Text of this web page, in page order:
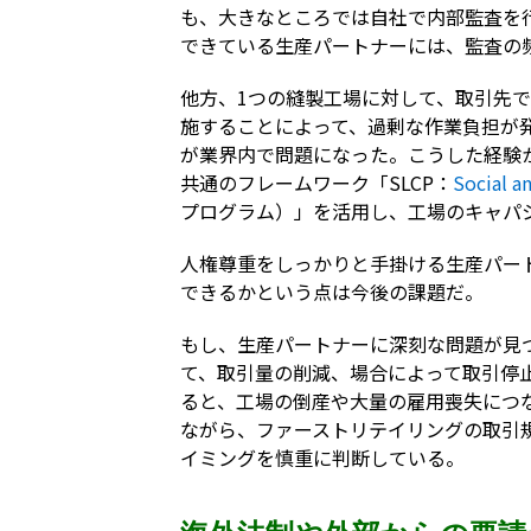
も、大きなところでは自社で内部監査
できている生産パートナーには、監査
他方、1つの縫製工場に対して、取引先
施することによって、過剰な作業負担
が業界内で問題になった。こうした経
共通のフレームワーク「SLCP： Social
プログラム）」を活用し、工場のキャ
人権尊重をしっかりと手掛ける生産パ
できるかという点は今後の課題だ。
もし、生産パートナーに深刻な問題が
て、取引量の削減、場合によって取引
ると、工場の倒産や大量の雇用喪失に
ながら、ファーストリテイリングの取
イミングを慎重に判断している。